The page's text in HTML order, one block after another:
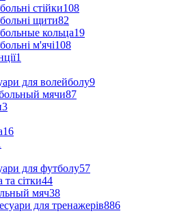
стійки108
щити82
кольца19
м'ячі108
1
для волейболу9
мячи87
3
16
для футболу57
та сітки44
мяч38
для тренажерів886